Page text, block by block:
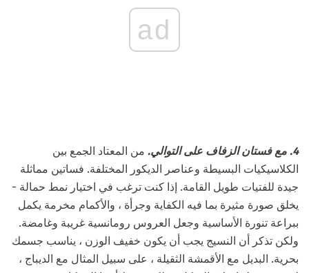
ad
4. مع فستان الزفاف على التوالي. من المعتاد الجمع بين
الكلاسيكيات البسيطة وعناصر الديكور المختلفة. فساتين مماثلة
جيدة للفتيات طويل القامة. إذا كنت ترغب في اختيار نمط حمالة -
يخلق صورة مثيرة بما فيه الكفاية وجرأة ، والأكمام مخرمة يكمل
ببراعة تنورة الأساسية وجعل العروس رومانسية غريبة وغامضة.
ولكن تذكر أن النسيج يجب أن يكون خفيف الوزن ، يناسب جسمك
بحرية. البديل مع الأقمشة الثقيلة ، على سبيل المثال مع الديباج ،